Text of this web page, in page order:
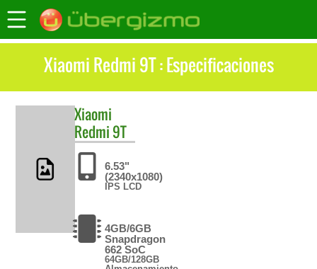
Xiaomi Redmi 9T : Especificaciones
Xiaomi
Redmi 9T
6.53"
(2340x1080)
IPS LCD
4GB/6GB
Snapdragon
662 SoC
64GB/128GB